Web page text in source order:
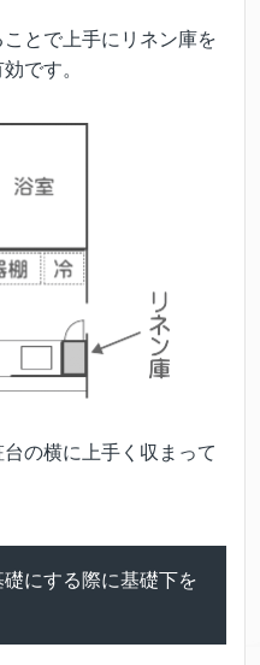
とで上手にリネン庫を
です。
の横に上手く収まって
にする際に基礎下を